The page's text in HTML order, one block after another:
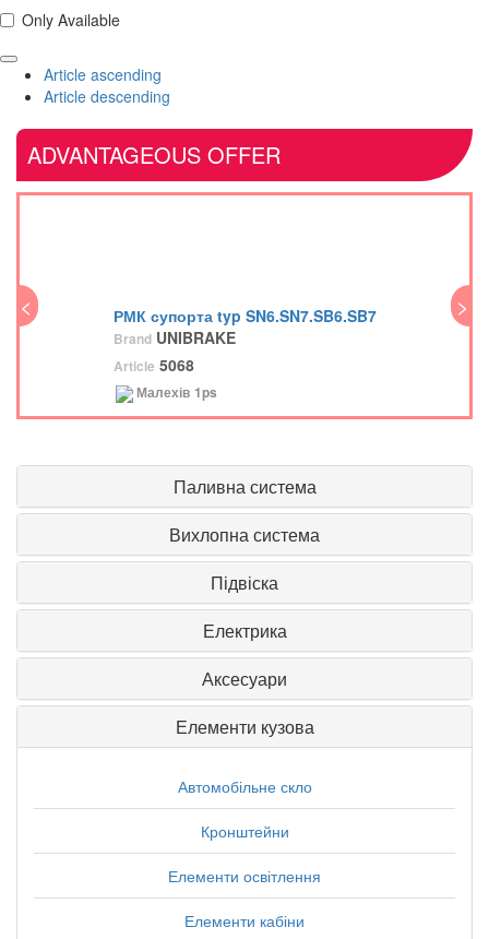
Only Available
Article ascending
Article descending
ADVANTAGEOUS OFFER
< РМК супорта typ SN6.SN7.SB6.SB7
BrandUNIBRAKE
Article 5068
Малехів 1ps
>
Паливна система
Вихлопна система
Підвіска
Електрика
Аксесуари
Елементи кузова
Автомобільне скло
Кронштейни
Елементи освітлення
Елементи кабіни